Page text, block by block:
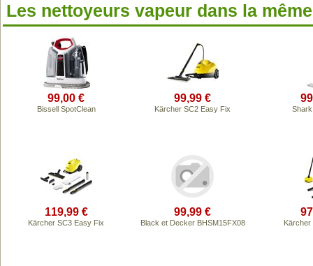
Les nettoyeurs vapeur dans la
99,00 €
Bissell SpotClean
99,99 €
Kärcher SC2 Easy Fix
119,99 €
Kärcher SC3 Easy Fix
99,99 €
Black et Decker BHSM15FX08 Kärcher